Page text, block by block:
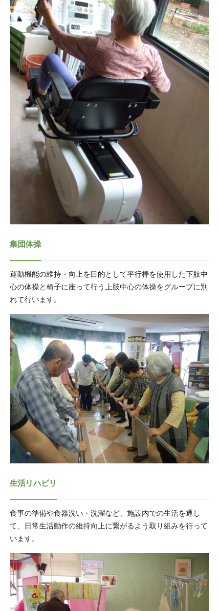
集団体操
運動機能の維持・向上を目的として平行棒を使用した下肢中
心の体操と椅子に座って行う上肢中心の体操をグループに別
れて行います。
生活リハビリ
食事の準備や食器洗い・洗濯など、施設内での生活を通し
て、日常生活動作の維持向上に繋がるよう取り組みを行って
います。